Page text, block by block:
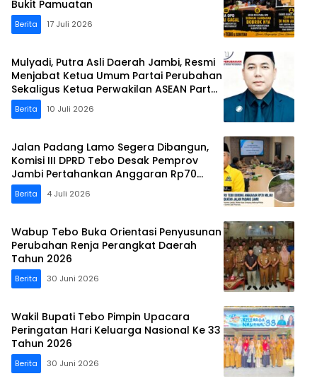
Bukit Pamuatan
Berita 17 Juli 2026
Mulyadi, Putra Asli Daerah Jambi, Resmi
Menjabat Ketua Umum Partai Perubahan
Sekaligus Ketua Perwakilan ASEAN Partai
Perubahan di Malaysia
Berita 10 Juli 2026
Jalan Padang Lamo Segera Dibangun,
Komisi III DPRD Tebo Desak Pemprov
Jambi Pertahankan Anggaran Rp70
Miliar
Berita 4 Juli 2026
Wabup Tebo Buka Orientasi Penyusunan
Perubahan Renja Perangkat Daerah
Tahun 2026
Berita 30 Juni 2026
Wakil Bupati Tebo Pimpin Upacara
Peringatan Hari Keluarga Nasional Ke 33
Tahun 2026
Berita 30 Juni 2026